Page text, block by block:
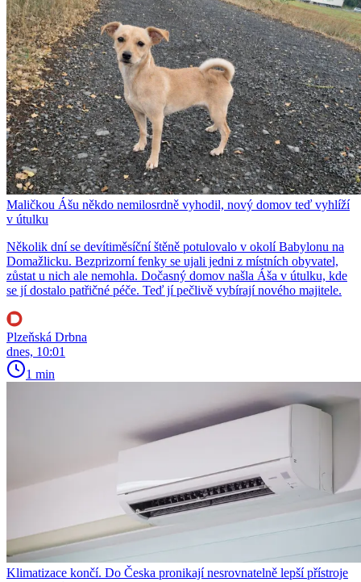
Maličkou Ášu někdo nemilosrdně vyhodil, nový domov teď vyhlíží
v útulku
Několik dní se devítiměsíční štěně potulovalo v okolí Babylonu na
Domažlicku. Bezprizorní fenky se ujali jedni z místních obyvatel,
zůstat u nich ale nemohla. Dočasný domov našla Áša v útulku, kde
se jí dostalo patřičné péče. Teď jí pečlivě vybírají nového majitele.
Plzeňská Drbna
dnes, 10:01
1 min
Klimatizace končí. Do Česka pronikají nesrovnatelně lepší přístroje